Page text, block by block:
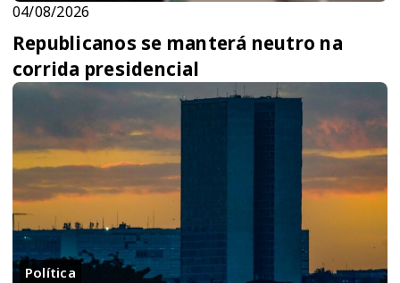
04/08/2026
Republicanos se manterá neutro na
corrida presidencial
Política